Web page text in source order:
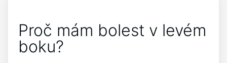
Proč mám bolest v levém
boku?